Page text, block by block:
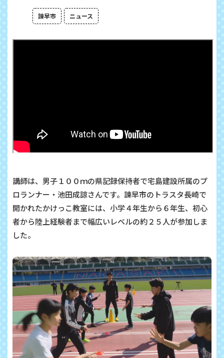
諫早市 ニュース
講師は、男子１００ｍの県記録保持者で宅島建設所属のプ
ロランナー・池田成諒さんです。諫早市のトラスタ長崎で
開かれたかけっこ教室には、小学４年生から６年生、初心
者から陸上経験者まで幅広いレベルの約２５人が参加しま
した。